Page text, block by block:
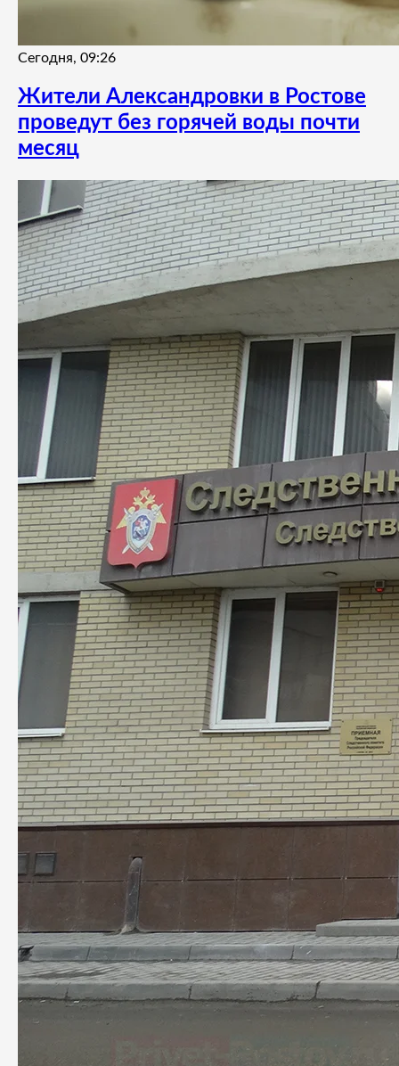
Сегодня, 09:26
Жители Александровки в Ростове
проведут без горячей воды почти
месяц